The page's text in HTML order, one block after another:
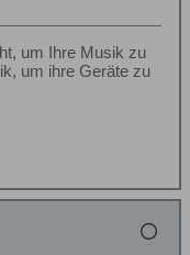
um Ihre Musik zu
um ihre Geräte zu